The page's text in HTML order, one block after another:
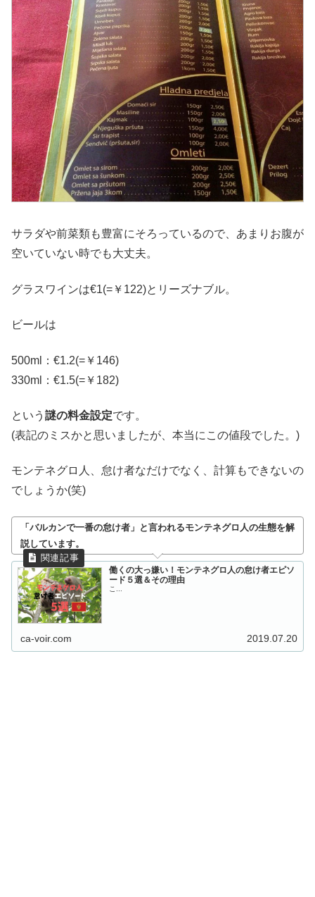
サラダや前菜類も豊富にそろっているので、あまりお腹が
空いていない時でも大丈夫。
グラスワインは€1(=￥122)とリーズナブル。
ビールは
500ml：€1.2(=￥146)
330ml：€1.5(=￥182)
という 謎の料金設定です。
(表記のミスかと思いましたが、本当にこの値段でした。)
モンテネグロ人、怠け者なだけでなく、計算もできないの
でしょうか(笑)
「バルカンで一番の怠け者」と言われるモンテネグロ人の生態を解
説しています。
働くの大っ嫌い！モンテネグロ人の怠け者エピソ
ード５選＆その理由
こ...
ca-voir.com 2019.07.20